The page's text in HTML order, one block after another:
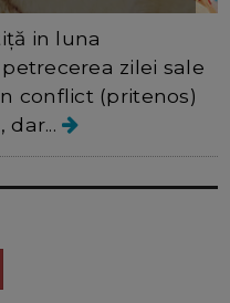
in luna
zilei sale
conflict (pritenos)
dar...